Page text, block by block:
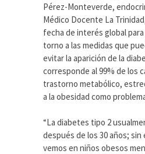
Pérez-Monteverde,
Médico Docente La
fecha de interés global
torno a las medidas que
evitar la aparición de la
corresponde al 99% de los
trastorno metabólico,
a la obesidad como
“La diabetes tipo 2
después de los 30 años; sin
vemos en niños obesos